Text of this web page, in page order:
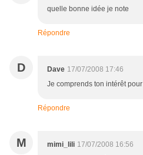
quelle bonne idée je note
Répondre
D Dave 17/07/2008 17:46
Je comprends ton intérêt
Répondre
M mimi_lili 17/07/2008 16:56